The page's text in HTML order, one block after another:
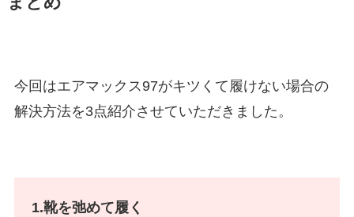
今回はエアマックス97がキツくて履けない場合の
解決方法を3点紹介させていただきました。
1.靴を弛めて履く